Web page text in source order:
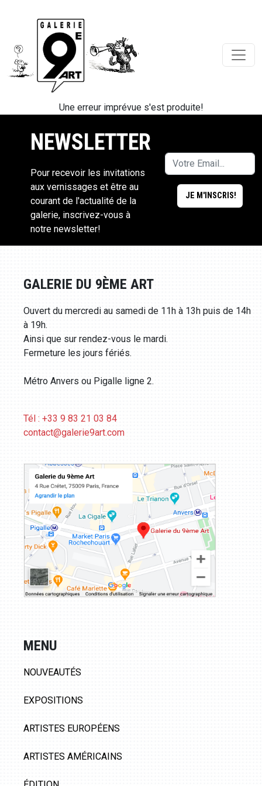
Une erreur imprévue s'est produite!
NEWSLETTER
Pour recevoir les invitations
aux vernissages et être au
courant de l'actualité de la
galerie, inscrivez-vous à
notre newsletter!
GALERIE DU 9ÈME ART
Ouvert du mercredi au samedi de 11h à 13h puis de 14h
à 19h.
Ainsi que sur rendez-vous le mardi.
Fermeture les jours fériés.
Métro Anvers ou Pigalle ligne 2.
Tél : +33 9 83 21 03 84
contact@galerie9art.com
MENU
NOUVEAUTÉS
EXPOSITIONS
ARTISTES EUROPÉENS
ARTISTES AMÉRICAINS